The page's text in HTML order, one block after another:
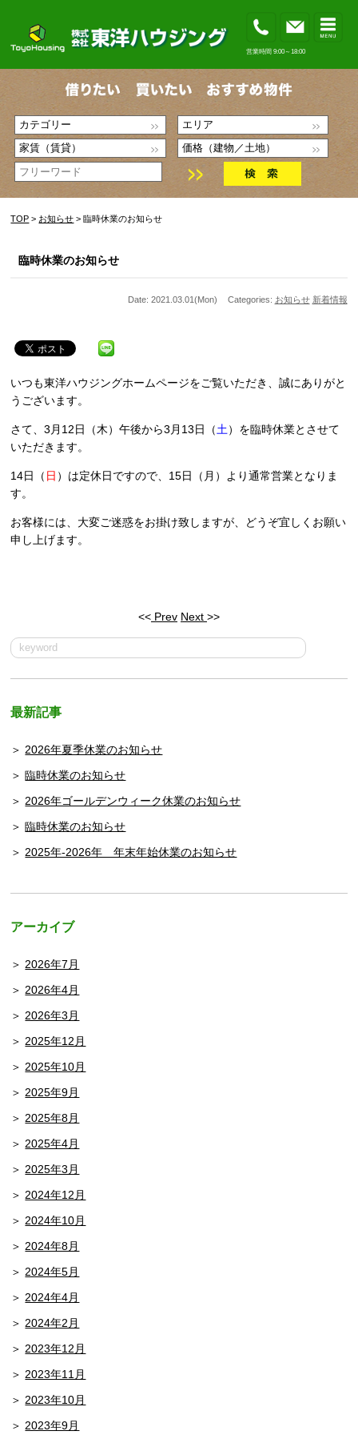
営業時間 9:00～18:00
TOP > お知らせ > 臨時休業のお知らせ
臨時休業のお知らせ
Date: 2021.03.01(Mon) Categories: お知らせ 新着情報
いつも東洋ハウジングホームページをご覧いただき、誠にありがと
うございます。
さて、3月12日（木）午後から3月13日（土）を臨時休業とさせて
いただきます。
14日（ 日 ）は定休日ですので、15日（月）より通常営業となりま
す。
お客様には、大変ご迷惑をお掛け致しますが、どうぞ宜しくお願い
申し上げます。
<<Prev Next >>
最新記事
2026年夏季休業のお知らせ
臨時休業のお知らせ
2026年ゴールデンウィーク休業のお知らせ
臨時休業のお知らせ
2025年-2026年 年末年始休業のお知らせ
アーカイブ
2026年7月
2026年4月
2026年3月
2025年12月
2025年10月
2025年9月
2025年8月
2025年4月
2025年3月
2024年12月
2024年10月
2024年8月
2024年5月
2024年4月
2024年2月
2023年12月
2023年11月
2023年10月
2023年9月